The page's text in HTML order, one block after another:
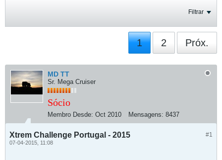
Filtrar
1 2 Próx.
MD TT
Sr. Mega Cruiser
Sócio
Membro Desde: Oct 2010 Mensagens: 8437
#1
Xtrem Challenge Portugal - 2015
07-04-2015, 11:08